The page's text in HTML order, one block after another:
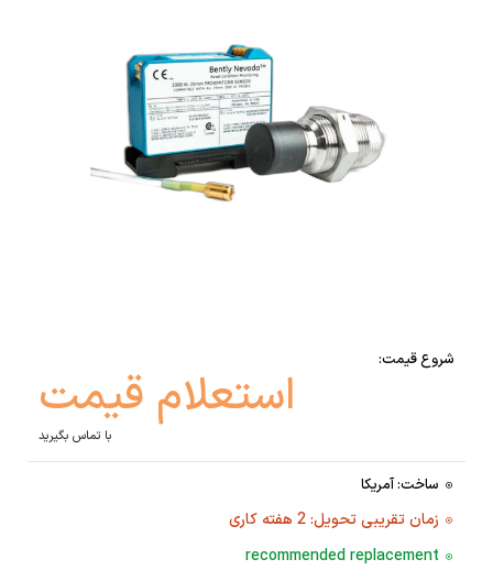
شروع قیمت:
استعلام قیمت
با تماس بگیرید
ساخت: آمریکا
زمان تقریبی تحویل: 2 هفته کاری
recommended replacement